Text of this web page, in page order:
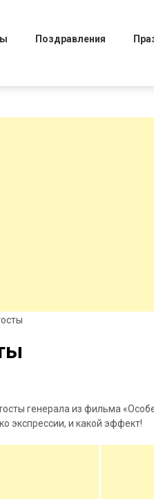
Поздравления
генерала из фильма
экспрессии, и какой эффект!